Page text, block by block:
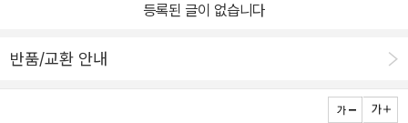
등록된 글이 없습니다
반품/교환 안내